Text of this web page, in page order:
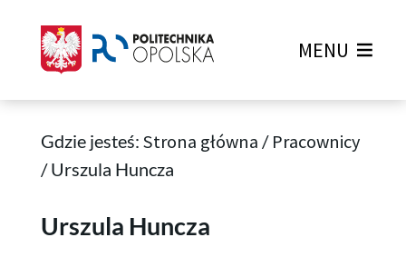
MENU
Gdzie jesteś: Strona główna / Pracownicy
/Urszula Huncza
Urszula Huncza